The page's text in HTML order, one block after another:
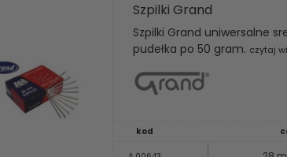
Szpilki Grand
Szpilki Grand uniwersalne
pudełka po 50 gram. czytaj
kod